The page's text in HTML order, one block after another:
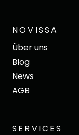
NOVISSA
Über uns
Blog
News
AGB
SERVICES